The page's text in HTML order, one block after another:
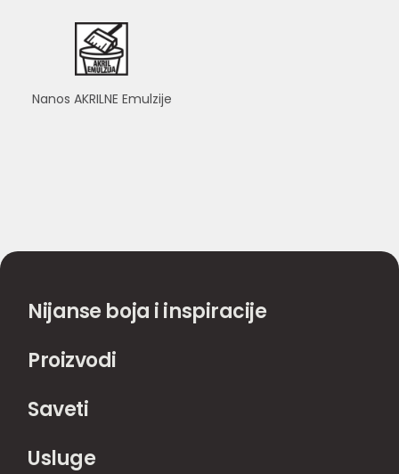
Nanos AKRILNE Emulzije
Nijanse boja i inspiracije
Proizvodi
Saveti
Usluge